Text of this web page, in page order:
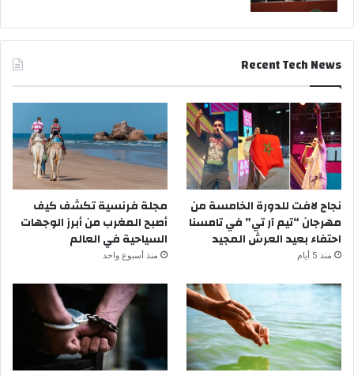
Recent Tech News
نجاح لافت للدورة الخامسة من
مهرجان “تيم آر تي” في تامسنا
احتفاء بعيد العرش المجيد
منذ 5 أيام
مجلة فرنسية تكشف كيف
أصبح المغرب من أبرز الوجهات
السياحية في العالم
منذ أسبوع واحد